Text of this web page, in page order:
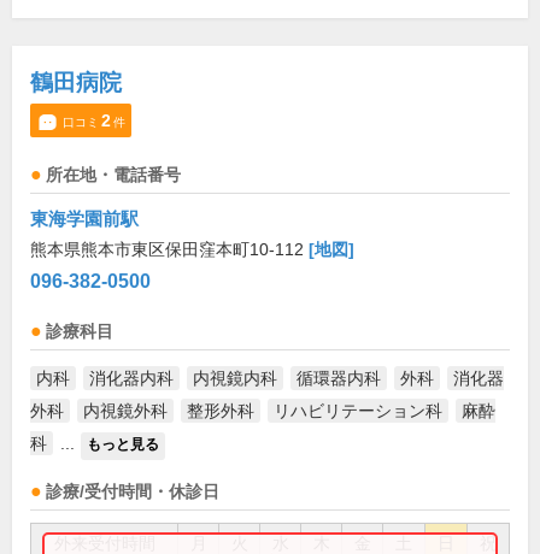
鶴田病院
口コミ 2件
所在地・電話番号
東海学園前駅
熊本県熊本市東区保田窪本町10-112 [地図]
096-382-0500
診療科目
内科 消化器内科 内視鏡内科 循環器内科 外科
消化器
外科
内視鏡外科 整形外科 リハビリテーション科
麻酔
科
もっと見る
診療/受付時間・休診日
祝